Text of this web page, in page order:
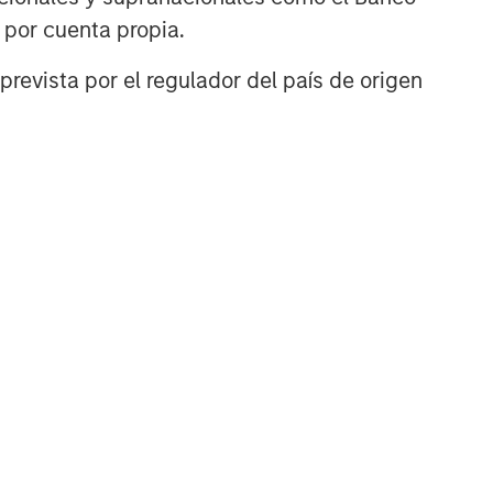
cuenta propia.
por el regulador del país de origen